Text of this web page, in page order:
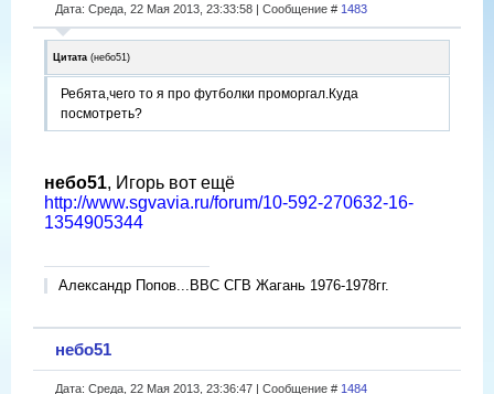
Дата: Среда, 22 Мая 2013, 23:33:58 | Сообщение # 1483
Цитата (небо51 )
Ребята,чего то я про футболки проморгал.Куда
посмотреть?
небо51, Игорь вот ещё
http://www.sgvavia.ru/forum/10-592-270632-16-
1354905344
Александр Попов...ВВС СГВ Жагань 1976-1978гг.
небо51
Дата: Среда, 22 Мая 2013, 23:36:47 | Сообщение # 1484